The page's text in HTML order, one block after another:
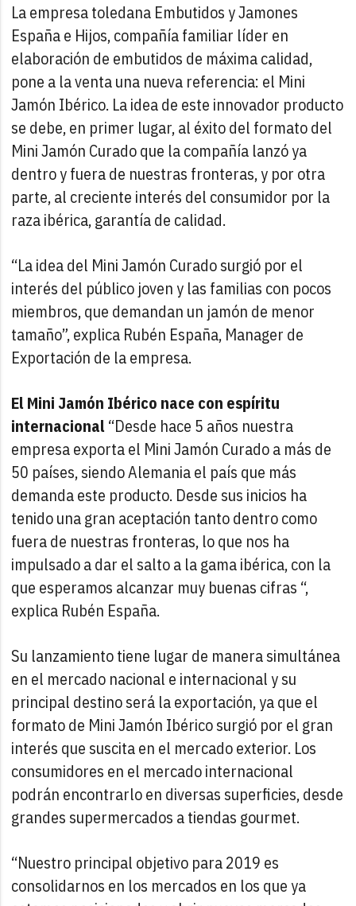
La empresa toledana Embutidos y Jamones
España e Hijos, compañía familiar líder en
elaboración de embutidos de máxima calidad,
pone a la venta una nueva referencia: el Mini
Jamón Ibérico. La idea de este innovador producto
se debe, en primer lugar, al éxito del formato del
Mini Jamón Curado que la compañía lanzó ya
dentro y fuera de nuestras fronteras, y por otra
parte, al creciente interés del consumidor por la
raza ibérica, garantía de calidad.
“La idea del Mini Jamón Curado surgió por el
interés del público joven y las familias con pocos
miembros, que demandan un jamón de menor
tamaño”, explica Rubén España, Manager de
Exportación de la empresa.
El Mini Jamón Ibérico nace con espíritu
internacional“Desde hace 5 años nuestra
empresa exporta el Mini Jamón Curado a más de
50 países, siendo Alemania el país que más
demanda este producto. Desde sus inicios ha
tenido una gran aceptación tanto dentro como
fuera de nuestras fronteras, lo que nos ha
impulsado a dar el salto a la gama ibérica, con la
que esperamos alcanzar muy buenas cifras “,
explica Rubén España.
Su lanzamiento tiene lugar de manera simultánea
en el mercado nacional e internacional y su
principal destino será la exportación, ya que el
formato de Mini Jamón Ibérico surgió por el gran
interés que suscita en el mercado exterior. Los
consumidores en el mercado internacional
podrán encontrarlo en diversas superficies, desde
grandes supermercados a tiendas gourmet.
“Nuestro principal objetivo para 2019 es
consolidarnos en los mercados en los que ya